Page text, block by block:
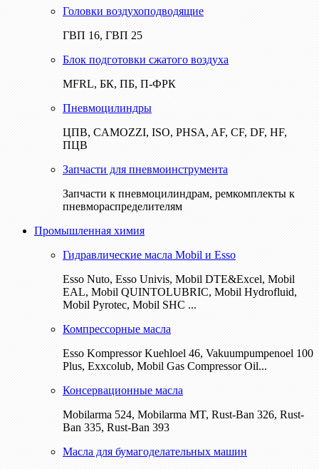
Головки воздухоподводящие
ГВП 16, ГВП 25
Блок подготовки сжатого воздуха
MFRL, БК, ПБ, П-ФРК
Пневмоцилиндры
ЦПВ, CAMOZZI, ISO, PHSA, AF, CF, DF, HF,
ПЦВ
Запчасти для пневмоинструмента
Запчасти к пневмоцилиндрам, ремкомплекты к
пневмораспределителям
Промышленная химия
Гидравлические масла Mobil и Esso
Esso Nuto, Esso Univis, Mobil DTE&Excel, Mobil
EAL, Mobil QUINTOLUBRIC, Mobil Hydrofluid,
Mobil Pyrotec, Mobil SHC ...
Компрессорные масла
Esso Kompressor Kuehloel 46, Vakuumpumpenoel 100
Plus, Exxcolub, Mobil Gas Compressor Oil...
Консервационные масла
Mobilarma 524, Mobilarma MT, Rust-Ban 326, Rust-
Ban 335, Rust-Ban 393
Масла для бумагоделательных машин